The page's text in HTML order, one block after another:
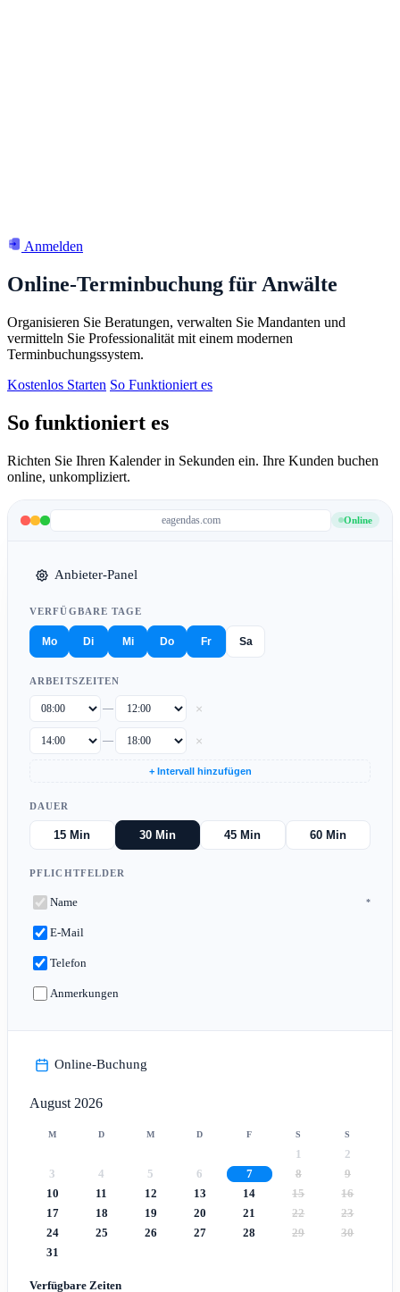
Anmelden
Online-Terminbuchung für Anwälte
Organisieren Sie Beratungen, verwalten Sie Mandanten und
vermitteln Sie Professionalität mit einem modernen
Terminbuchungssystem.
Kostenlos Starten So Funktioniert es
So funktioniert es
Richten Sie Ihren Kalender in Sekunden ein. Ihre Kunden buchen
online, unkompliziert.
eagendas.com Online
Anbieter-Panel
VERFÜGBARE TAGE
Mo Di Mi Do Fr Sa
ARBEITSZEITEN
— ×
— ×
+ Intervall hinzufügen
DAUER
15 Min 30 Min 45 Min 60 Min
PFLICHTFELDER
Name *
E-Mail
Telefon
Anmerkungen
Online-Buchung
August 2026
M D M D F S S
1
2
3
4 5 6 7 8
9
10
11 12 13 14 15
16
17
18 19 20 21 22
23
24
25 26 27 28 29
30
31
Verfügbare Zeiten